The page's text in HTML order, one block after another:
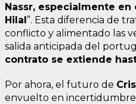
Nassr, especialmente en
Hilal”. Esta diferencia de
conflicto y alimentado las
salida anticipada del
contrato se extiende
Por ahora, el futuro de
envuelto en